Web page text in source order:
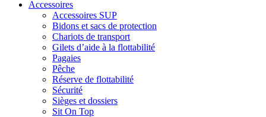
Accessoires
Accessoires SUP
Bidons et sacs de protection
Chariots de transport
Gilets d’aide à la flottabilité
Pagaies
Pêche
Réserve de flottabilité
Sécurité
Sièges et dossiers
Sit On Top